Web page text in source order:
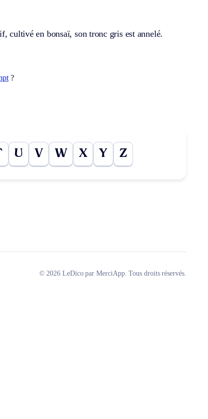
cultivé en bonsaï, son tronc gris est annelé.
?
U V W X Y Z
© 2026 LeDico par MerciApp. Tous droits réservés.